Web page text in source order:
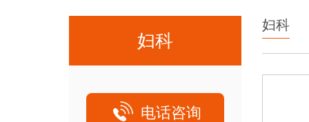
妇科
电话咨询
妇科